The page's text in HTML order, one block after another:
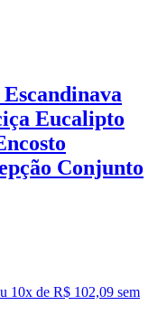
Eucalipto
Conjunto
10x de R$ 102,09 sem